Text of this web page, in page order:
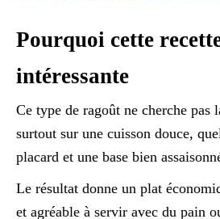
Pourquoi cette
intéressante
Ce type de ragoût ne cherche
surtout sur une cuisson douce,
placard et une base bien
Le résultat donne un plat
et agréable à servir avec du pain